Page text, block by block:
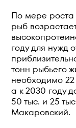
По мере роста
рыб
году для нужд
тонн рыбьего
необходимо 22
а к 2030 году
50 тыс. и 25
Макаровский.